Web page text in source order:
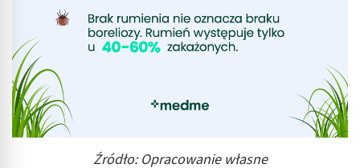
Źródło: Opracowanie własne